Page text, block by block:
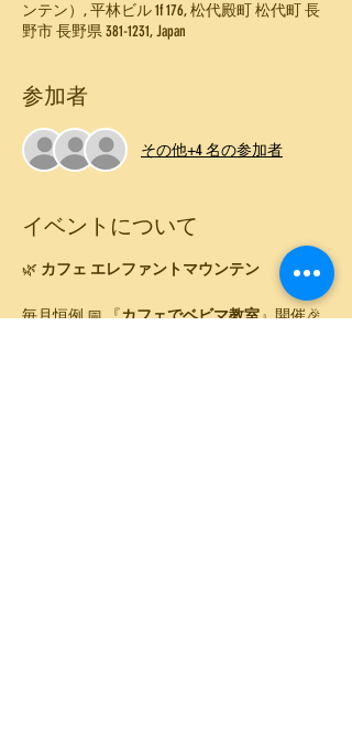
ンテン）, 平林ビル 1f 176, 松代殿町 松代町 長
野市 長野県 381-1231, Japan
参加者
その他+4 名の参加者
イベントについて
🌿 カフェ エレファントマウンテン
毎月恒例 📅 『カフェでベビマ教室』開催🎉